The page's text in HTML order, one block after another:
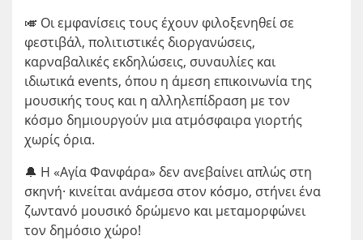
🎺 Οι εμφανίσεις τους έχουν φιλοξενηθεί σε
φεστιβάλ, πολιτιστικές διοργανώσεις,
καρναβαλικές εκδηλώσεις, συναυλίες και
ιδιωτικά events, όπου η άμεση επικοινωνία της
μουσικής τους και η αλληλεπίδραση με τον
κόσμο δημιουργούν μια ατμόσφαιρα γιορτής
χωρίς όρια.
🔔 Η «Αγία Φανφάρα» δεν ανεβαίνει απλώς στη
σκηνή· κινείται ανάμεσα στον κόσμο, στήνει ένα
ζωντανό μουσικό δρώμενο και μεταμορφώνει
τον δημόσιο χώρο!